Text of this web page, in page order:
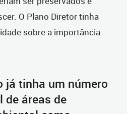
O Plano Diretor tinha
sobre a importância
já tinha um número
de áreas de